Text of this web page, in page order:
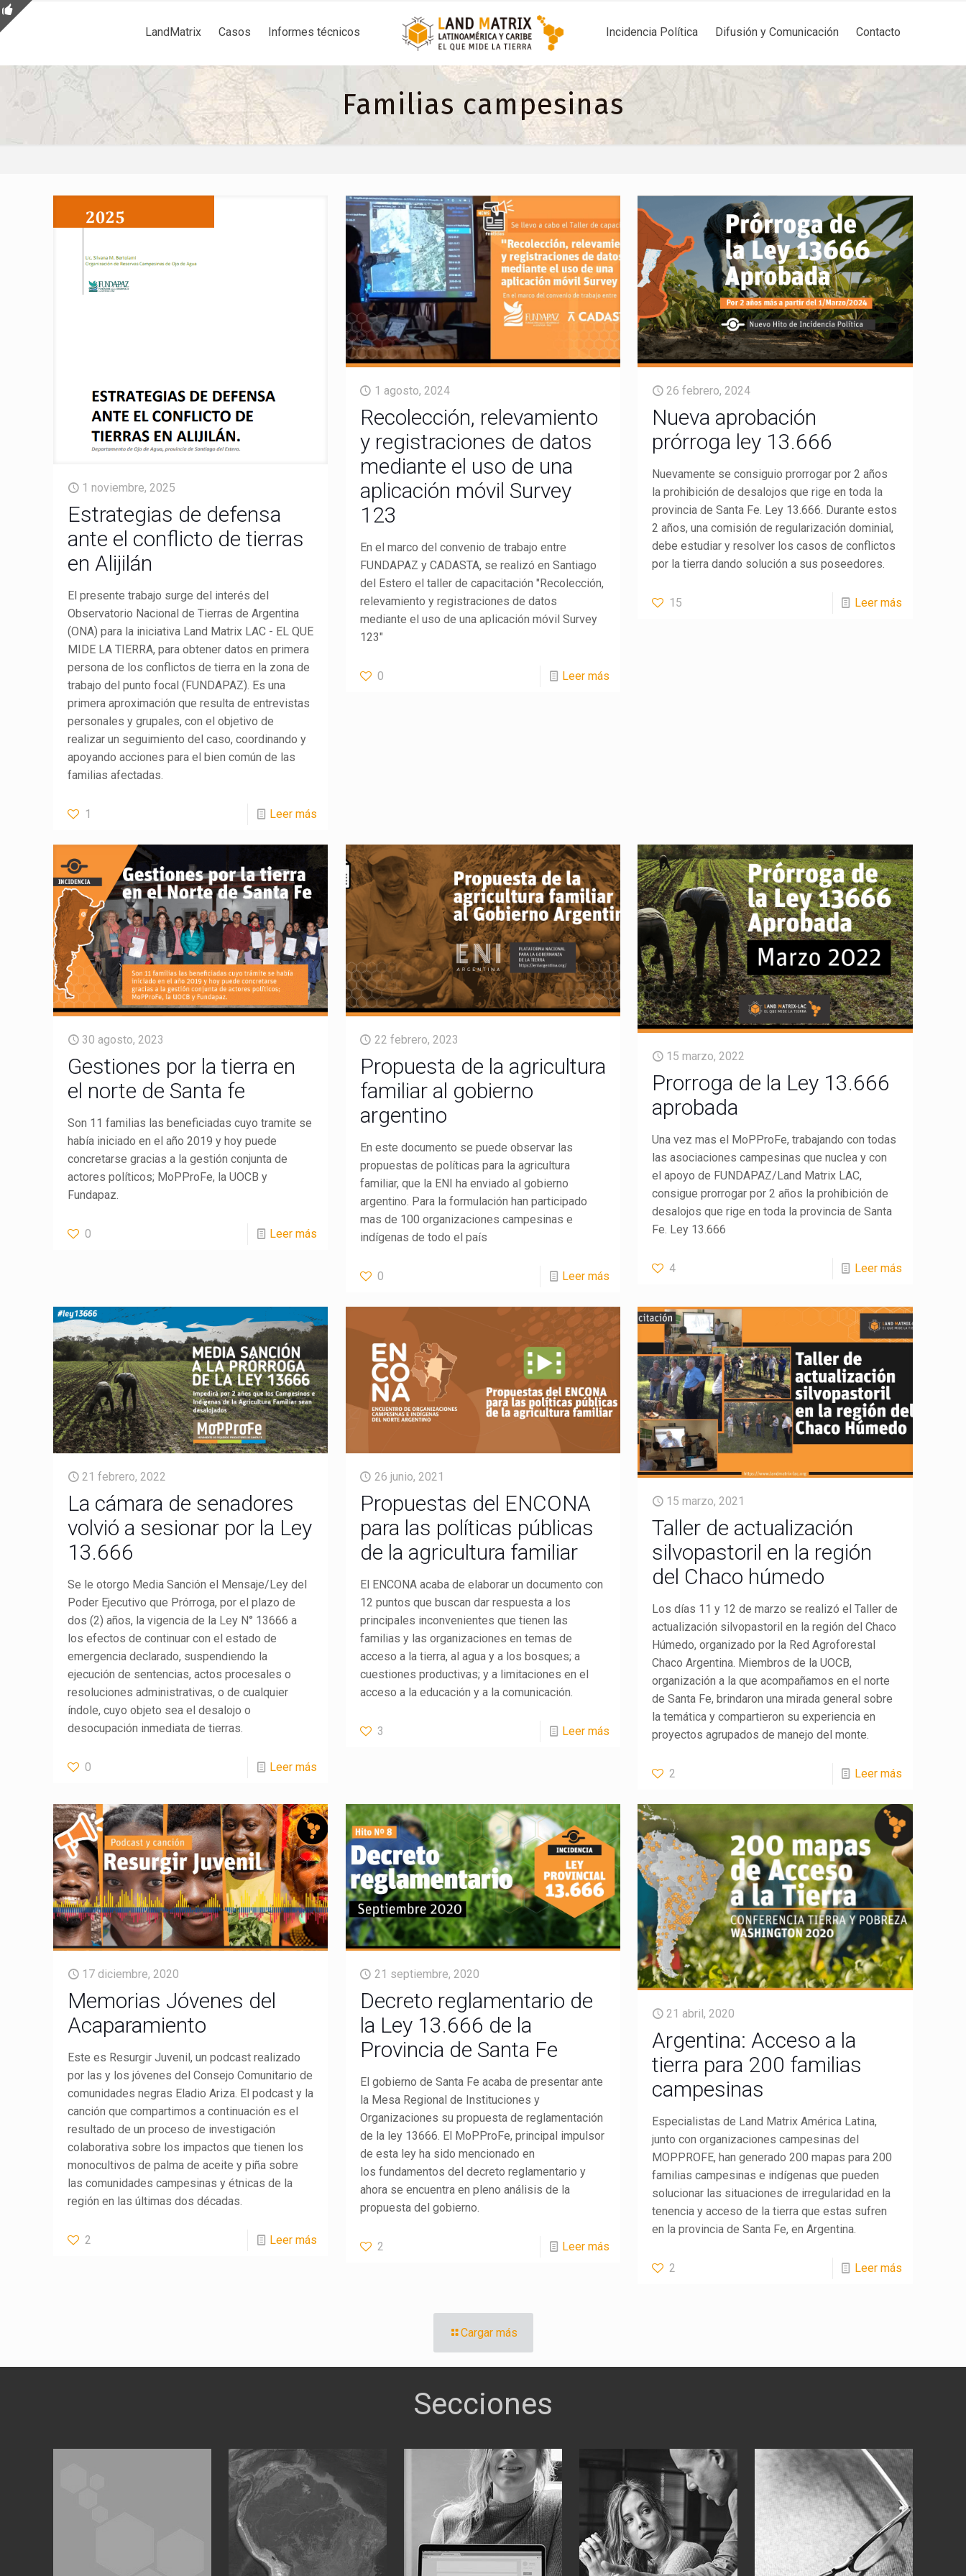
LandMatrix Casos Informes técnicos Incidencia Política Difusión y Comunicación Contacto
Familias campesinas
1 noviembre, 2025
Estrategias de defensa
ante el conflicto de tierras
en Alijilán
El presente trabajo surge del interés del
Observatorio Nacional de Tierras de Argentina
(ONA) para la iniciativa Land Matrix LAC - EL QUE
MIDE LA TIERRA, para obtener datos en primera
persona de los conflictos de tierra en la zona de
trabajo del punto focal (FUNDAPAZ). Es una
primera aproximación que resulta de entrevistas
personales y grupales, con el objetivo de
realizar un seguimiento del caso, coordinando y
apoyando acciones para el bien común de las
familias afectadas.
1 Leer más
1 agosto, 2024
Recolección, relevamiento
y registraciones de datos
mediante el uso de una
aplicación móvil Survey
123
En el marco del convenio de trabajo entre
FUNDAPAZ y CADASTA, se realizó en Santiago
del Estero el taller de capacitación "Recolección,
relevamiento y registraciones de datos
mediante el uso de una aplicación móvil Survey
123"
0 Leer más
26 febrero, 2024
Nueva aprobación
prórroga ley 13.666
Nuevamente se consiguio prorrogar por 2 años
la prohibición de desalojos que rige en toda la
provincia de Santa Fe. Ley 13.666. Durante estos
2 años, una comisión de regularización dominial,
debe estudiar y resolver los casos de conflictos
por la tierra dando solución a sus poseedores.
15 Leer más
30 agosto, 2023
Gestiones por la tierra en
el norte de Santa fe
Son 11 familias las beneficiadas cuyo tramite se
había iniciado en el año 2019 y hoy puede
concretarse gracias a la gestión conjunta de
actores políticos; MoPProFe, la UOCB y
Fundapaz.
0 Leer más
22 febrero, 2023
Propuesta de la agricultura
familiar al gobierno
argentino
En este documento se puede observar las
propuestas de políticas para la agricultura
familiar, que la ENI ha enviado al gobierno
argentino. Para la formulación han participado
mas de 100 organizaciones campesinas e
indígenas de todo el país
0 Leer más
15 marzo, 2022
Prorroga de la Ley 13.666
aprobada
Una vez mas el MoPProFe, trabajando con todas
las asociaciones campesinas que nuclea y con
el apoyo de FUNDAPAZ/Land Matrix LAC,
consigue prorrogar por 2 años la prohibición de
desalojos que rige en toda la provincia de Santa
Fe. Ley 13.666
4 Leer más
21 febrero, 2022
La cámara de senadores
volvió a sesionar por la Ley
13.666
Se le otorgo Media Sanción el Mensaje/Ley del
Poder Ejecutivo que Prórroga, por el plazo de
dos (2) años, la vigencia de la Ley N° 13666 a
los efectos de continuar con el estado de
emergencia declarado, suspendiendo la
ejecución de sentencias, actos procesales o
resoluciones administrativas, o de cualquier
índole, cuyo objeto sea el desalojo o
desocupación inmediata de tierras.
0 Leer más
26 junio, 2021
Propuestas del ENCONA
para las políticas públicas
de la agricultura familiar
El ENCONA acaba de elaborar un documento con
12 puntos que buscan dar respuesta a los
principales inconvenientes que tienen las
familias y las organizaciones en temas de
acceso a la tierra, al agua y a los bosques; a
cuestiones productivas; y a limitaciones en el
acceso a la educación y a la comunicación.
3 Leer más
15 marzo, 2021
Taller de actualización
silvopastoril en la región
del Chaco húmedo
Los días 11 y 12 de marzo se realizó el Taller de
actualización silvopastoril en la región del Chaco
Húmedo, organizado por la Red Agroforestal
Chaco Argentina. Miembros de la UOCB,
organización a la que acompañamos en el norte
de Santa Fe, brindaron una mirada general sobre
la temática y compartieron su experiencia en
proyectos agrupados de manejo del monte.
2 Leer más
17 diciembre, 2020
Memorias Jóvenes del
Acaparamiento
Este es Resurgir Juvenil, un podcast realizado
por las y los jóvenes del Consejo Comunitario de
comunidades negras Eladio Ariza. El podcast y la
canción que compartimos a continuación es el
resultado de un proceso de investigación
colaborativa sobre los impactos que tienen los
monocultivos de palma de aceite y piña sobre
las comunidades campesinas y étnicas de la
región en las últimas dos décadas.
2 Leer más
21 septiembre, 2020
Decreto reglamentario de
la Ley 13.666 de la
Provincia de Santa Fe
El gobierno de Santa Fe acaba de presentar ante
la Mesa Regional de Instituciones y
Organizaciones su propuesta de reglamentación
de la ley 13666. El MoPProFe, principal impulsor
de esta ley ha sido mencionado en
los fundamentos del decreto reglamentario y
ahora se encuentra en pleno análisis de la
propuesta del gobierno.
2 Leer más
21 abril, 2020
Argentina: Acceso a la
tierra para 200 familias
campesinas
Especialistas de Land Matrix América Latina,
junto con organizaciones campesinas del
MOPPROFE, han generado 200 mapas para 200
familias campesinas e indígenas que pueden
solucionar las situaciones de irregularidad en la
tenencia y acceso de la tierra que estas sufren
en la provincia de Santa Fe, en Argentina.
2 Leer más
Cargar más